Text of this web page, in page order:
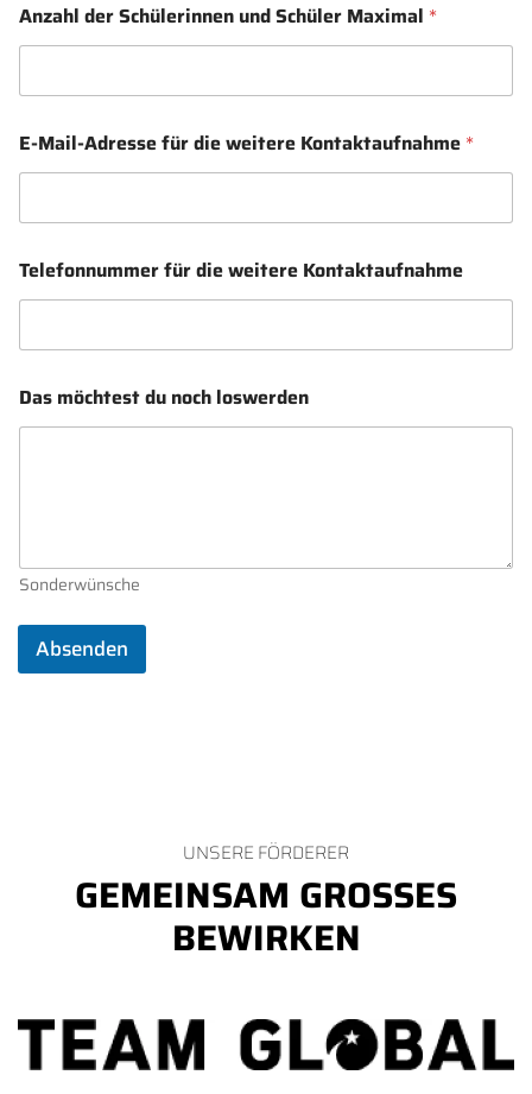
Anzahl der Schülerinnen und Schüler Maximal *
E-Mail-Adresse für die weitere Kontaktaufnahme *
e
h
e
s
/
w
e
*
Telefonnummer für die weitere Kontaktaufnahme
Das möchtest du noch loswerden
Sonderwünsche
Absenden
UNSERE FÖRDERER
GEMEINSAM GROSSES B
EWIRKEN